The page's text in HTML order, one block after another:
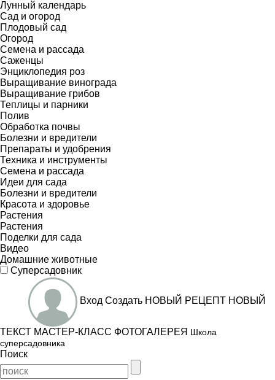
Лунный календарь
Сад и огород
Плодовый сад
Огород
Семена и рассада
Саженцы
Энциклопедия роз
Выращивание винограда
Выращивание грибов
Теплицы и парники
Полив
Обработка почвы
Болезни и вредители
Препараты и удобрения
Техника и инструменты
Семена и рассада
Идеи для сада
Болезни и вредители
Красота и здоровье
Растения
Растения
Поделки для сада
Видео
Домашние животные
Суперсадовник
Вход Создать НОВЫЙ РЕЦЕПТ НОВЫЙ
ТЕКСТ МАСТЕР-КЛАСС ФОТОГАЛЕРЕЯ Школа
суперсадовника
Поиск